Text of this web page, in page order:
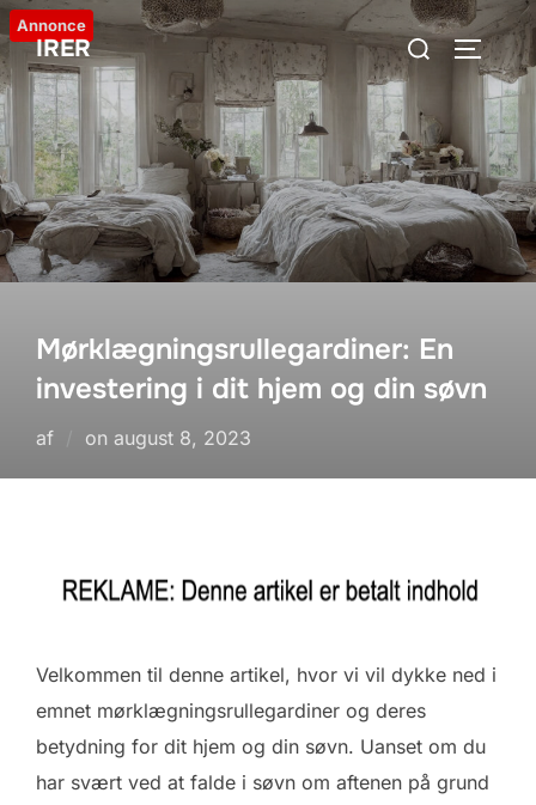
Videre
til
indhold
IRER
Søg
efter:
SLÅ
Annonce
Mørklægningsrullegardiner: En
investering i dit hjem og din søvn
af on Udgivet
august 8, 2023
Velkommen til denne artikel, hvor vi vil dykke ned i
emnet mørklægningsrullegardiner og deres
betydning for dit hjem og din søvn. Uanset om du
har svært ved at falde i søvn om aftenen på grund